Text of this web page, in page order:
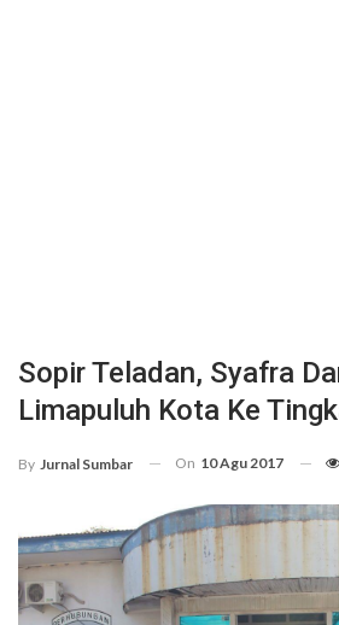
Sopir Teladan, Syafra
Limapuluh Kota Ke
By Jurnal Sumbar On 10 Agu 2017